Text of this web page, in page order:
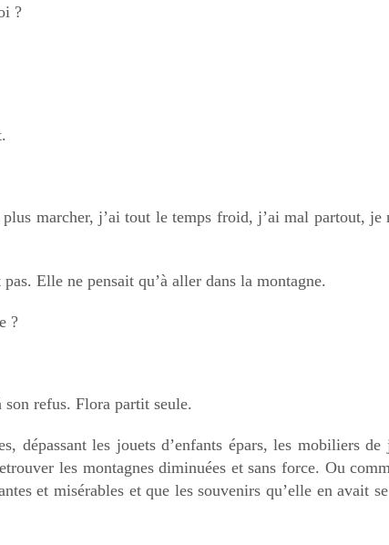
?
marcher, j’ai tout le temps froid, j’ai mal partout, je
Elle ne pensait qu’à aller dans la montagne.
?
son refus. Flora partit seule.
dépassant les jouets d’enfants épars, les mobiliers
les montagnes diminuées et sans force. Ou
et misérables et que les souvenirs qu’elle en avait